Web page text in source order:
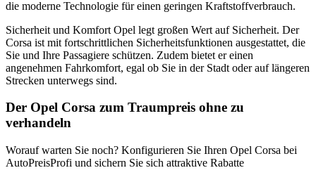
die moderne Technologie für einen geringen Kraftstoffverbrauch.
Sicherheit und Komfort Opel legt großen Wert auf Sicherheit. Der
Corsa ist mit fortschrittlichen Sicherheitsfunktionen ausgestattet, die
Sie und Ihre Passagiere schützen. Zudem bietet er einen
angenehmen Fahrkomfort, egal ob Sie in der Stadt oder auf längeren
Strecken unterwegs sind.
Der Opel Corsa zum Traumpreis ohne zu
verhandeln
Worauf warten Sie noch? Konfigurieren Sie Ihren Opel Corsa bei
AutoPreisProfi und sichern Sie sich attraktive Rabatte